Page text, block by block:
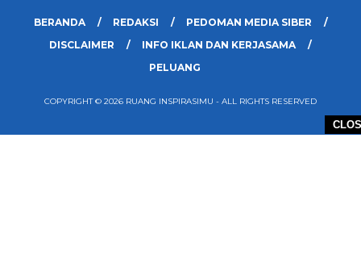
BERANDA REDAKSI
PEDOMAN MEDIA SIBER
DISCLAIMER
INFO IKLAN DAN KERJASAMA
PELUANG
COPYRIGHT © 2026 RUANG INSPIRASIMU - ALL RIGHTS RESERVED